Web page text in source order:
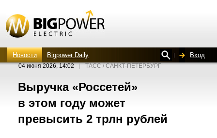
Новости Bigpower Daily Вход
04 июня 2026, 14:02 | ТАСС / САНКТ-ПЕТЕРБУРГ
Выручка «Россетей»
в этом году может
превысить 2 трлн рублей